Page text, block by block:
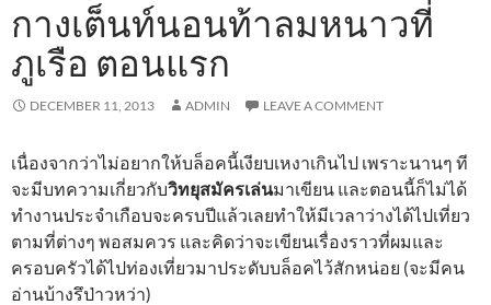
กางเต็นท์นอนท้าลมหนาวที่
ภูเรือ ตอนแรก
DECEMBER 11, 2013 ADMIN LEAVE A COMMENT
เนื่องจากว่าไม่อยากให้บล็อคนี้เงียบเหงาเกินไป เพราะนานๆ ที
จะมีบทความเกี่ยวกับวิทยุสมัครเล่นมาเขียน และตอนนี้ก็ไม่ได้
ทำงานประจำเกือบจะครบปีแล้วเลยทำให้มีเวลาว่างได้ไปเที่ยว
ตามที่ต่างๆ พอสมควร และคิดว่าจะเขียนเรื่องราวที่ผมและ
ครอบครัวได้ไปท่องเที่ยวมาประดับบล็อคไว้สักหน่อย (จะมีคน
อ่านบ้างรึป่าวหว่า)